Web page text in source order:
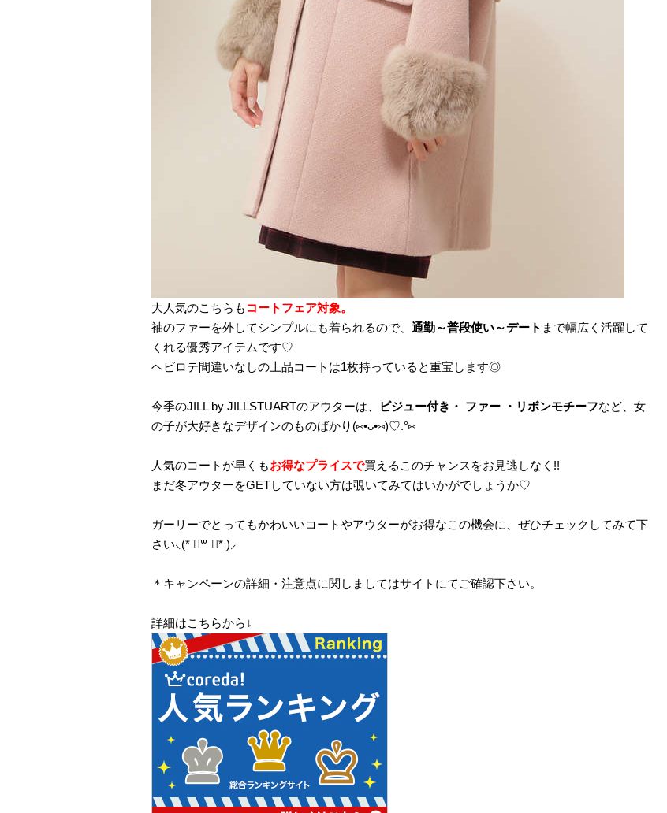
大人気のこちらも コートフェア対象。
袖のファーを外してシンプルにも着られるので、 通勤～普段使い～デート まで幅広く活躍して
くれる優秀アイテムです♡
ヘビロテ間違いなしの上品コートは1枚持っていると重宝します◎
今季のJILL by JILLSTUARTのアウターは、 ビジュー付き・ ファー ・リボンモチーフなど、女
の子が大好きなデザインのものばかり(⑅•ᴗ•⑅)♡.°⑅
人気のコートが早くもお得なプライスで買えるこのチャンスをお見逃しなく!!
まだ冬アウターをGETしていない方は覗いてみてはいかがでしょうか♡
ガーリーでとってもかわいいコートやアウターがお得なこの機会に、ぜひチェックしてみて下
さい⸜(* ॑꒳ ॑* )⸝
＊キャンペーンの詳細・注意点に関しましてはサイトにてご確認下さい。
詳細はこちらから↓